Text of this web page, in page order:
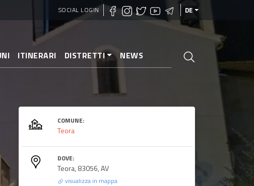
SOCIAL LOGIN DE
ITINERARI DISTRETTI NEWS
COMUNE:
Teora
DOVE:
Teora, 83056, AV
visualizza in mappa